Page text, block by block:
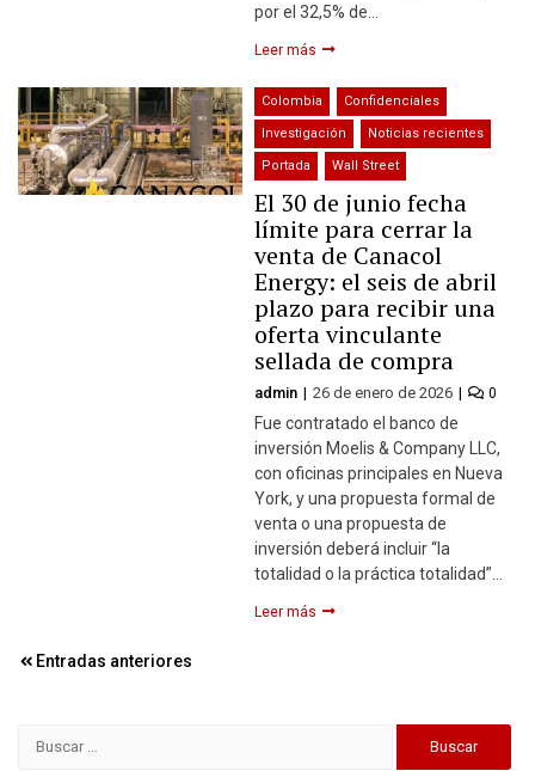
por el 32,5% de…
Leer más
Colombia Confidenciales
Investigación Noticias recientes
Portada Wall Street
El 30 de junio fecha
límite para cerrar la
venta de Canacol
Energy: el seis de abril
plazo para recibir una
oferta vinculante
sellada de compra
admin 26 de enero de 2026 0
Fue contratado el banco de
inversión Moelis & Company LLC,
con oficinas principales en Nueva
York, y una propuesta formal de
venta o una propuesta de
inversión deberá incluir “la
totalidad o la práctica totalidad”…
Leer más
Navegación
entradas
Entradas anteriores